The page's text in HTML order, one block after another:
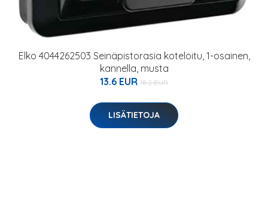
Elko 4044262503 Seinäpistorasia koteloitu, 1-osainen,
kannella, musta
13.6 EUR 18.2 EUR
LISÄTIETOJA